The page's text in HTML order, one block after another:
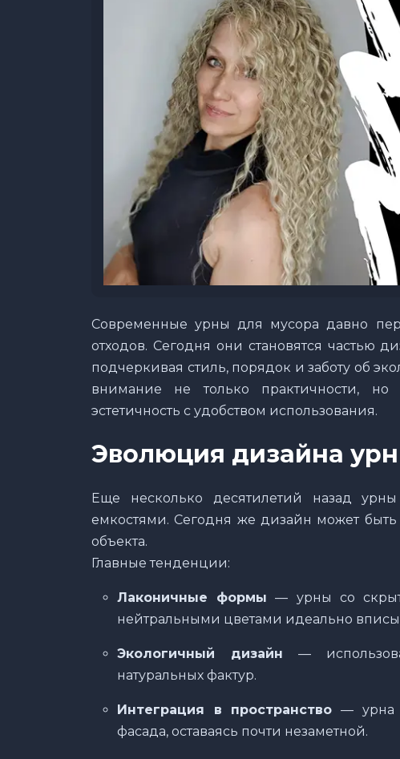
Современные урны для мусора давно
отходов. Сегодня они становятся частью
подчеркивая стиль, порядок и заботу об
внимание не только практичности,
эстетичность с удобством использования.
Эволюция дизайна урн
Еще несколько десятилетий назад
емкостями. Сегодня же дизайн может
объекта.
Главные тенденции:
Лаконичные формы — урны со
нейтральными цветами идеально
Экологичный дизайн —
натуральных фактур.
Интеграция в пространство — урна
фасада, оставаясь почти незаметной.